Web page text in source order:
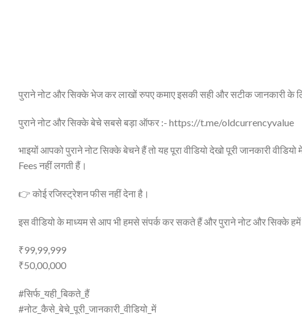
पुराने नोट और सिक्के भेज कर लाखों रुपए कमाए इसकी सही और सटीक जानकारी
पुराने नोट और सिक्के बेचे सबसे बड़ा ऑफर :- https://t.me/oldcurrencyvalue
भाइयों आपको पुराने नोट सिक्के बेचने हैं तो यह पूरा वीडियो देखो पूरी जानकारी वीडियो
Fees नहीं लगती हैं।
👉 कोई रजिस्ट्रेशन फीस नहीं देना है।
इस वीडियो के माध्यम से आप भी हमसे संपर्क कर सकते हैं और पुराने नोट और सिक्के
₹99,99,999
₹50,00,000
#सिर्फ_यही_बिकते_हैं
#नोट_कैसे_बेचे_पूरी_जानकारी_वीडियो_में